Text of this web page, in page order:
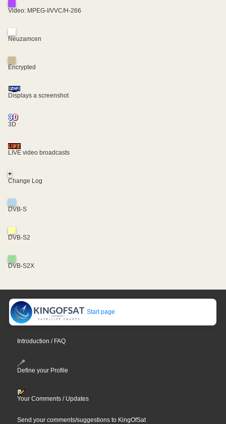
Video: MPEG-I/VVC/H-266
Neuzamcen
Encrypted
Displays a screenshot
3D
LIVE video broadcasts
+
Change Log
DVB-S
DVB-S2
DVB-S2X
Start page
Introduction / FAQ
Define your Profile
Your Comments / Updates
Send your comments/suggestions to KingOfSat